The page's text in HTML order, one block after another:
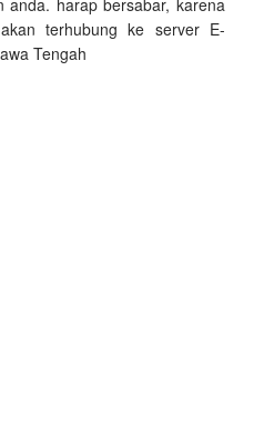
anda. harap bersabar, karena
terhubung ke server E-
Tengah